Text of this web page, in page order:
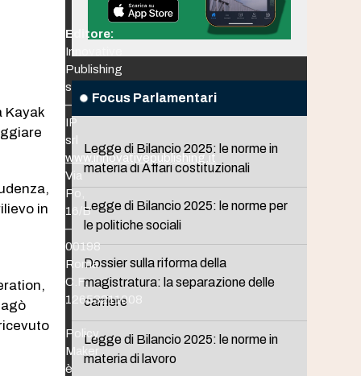
Kayak
in
Focus Parlamentari
Legge di Bilancio 2025: le norme in
materia di Affari costituzionali
Legge di Bilancio 2025: le norme per
le politiche sociali
Dossier sulla riforma della
magistratura: la separazione delle
carriere
Legge di Bilancio 2025: le norme in
materia di lavoro
Editore:
Innovative
Publishing
srl
–
IP
srl
www.innovativepublishing.it
Via
Po,
16/B
–
00198
Roma
C.F.
12653211008
Policy
Maker
è